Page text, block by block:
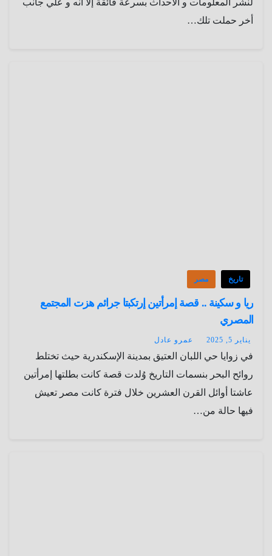
لنشر المعلومات و الأحداث بسرعة فائقة إلا أنه و علي جانب
أخر حملت تلك…
تاريخ مصر
ريا و سكينة .. قصة إمرأتين إرتكبتا جرائم هزت المجتمع
المصري
يناير 5, 2025 عمرو عادل
في زوايا حي اللبان العتيق بمدينة الإسكندرية حيث تختلط
روائح البحر بنسمات التاريخ وُلدت قصة كانت بطلتها إمرأتين
عاشتا أوائل القرن العشرين خلال فترة كانت مصر تعيش
فيها حالة من…